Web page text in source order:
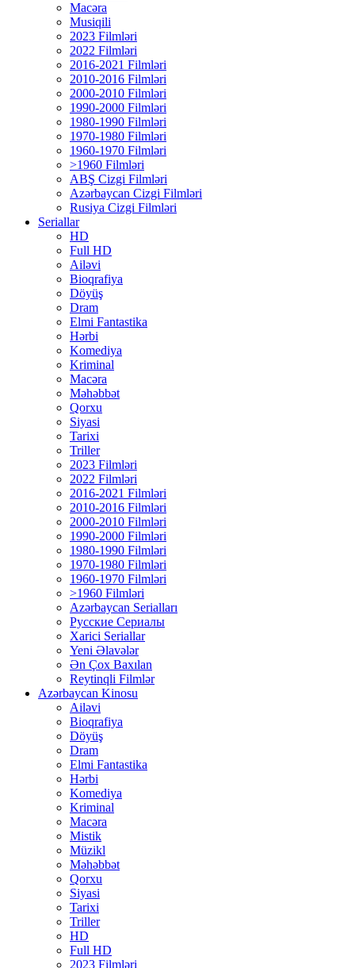
Macəra
Musiqili
2023 Filmləri
2022 Filmləri
2016-2021 Filmləri
2010-2016 Filmləri
2000-2010 Filmləri
1990-2000 Filmləri
1980-1990 Filmləri
1970-1980 Filmləri
1960-1970 Filmləri
>1960 Filmləri
ABŞ Cizgi Filmləri
Azərbaycan Cizgi Filmləri
Rusiya Cizgi Filmləri
Seriallar
HD
Full HD
Ailəvi
Bioqrafiya
Döyüş
Dram
Elmi Fantastika
Hərbi
Komediya
Kriminal
Macəra
Məhəbbət
Qorxu
Siyasi
Tarixi
Triller
2023 Filmləri
2022 Filmləri
2016-2021 Filmləri
2010-2016 Filmləri
2000-2010 Filmləri
1990-2000 Filmləri
1980-1990 Filmləri
1970-1980 Filmləri
1960-1970 Filmləri
>1960 Filmləri
Azərbaycan Serialları
Русские Сериалы
Xarici Seriallar
Yeni Əlavələr
Ən Çox Baxılan
Reytinqli Filmlər
Azərbaycan Kinosu
Ailəvi
Bioqrafiya
Döyüş
Dram
Elmi Fantastika
Hərbi
Komediya
Kriminal
Macəra
Mistik
Müzikl
Məhəbbət
Qorxu
Siyasi
Tarixi
Triller
HD
Full HD
2023 Filmləri